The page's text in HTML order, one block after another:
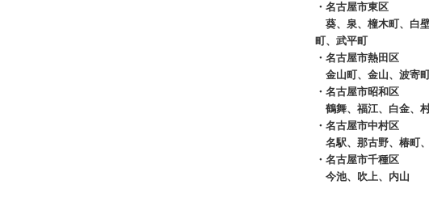
・ 名古屋市東区
葵、泉、橦木町、白
町、武平町
・ 名古屋市熱田区
金山町、金山、波寄
・ 名古屋市昭和区
鶴舞、福江、白金、
・ 名古屋市中村区
名駅、那古野、椿町
・ 名古屋市千種区
今池、吹上、内山